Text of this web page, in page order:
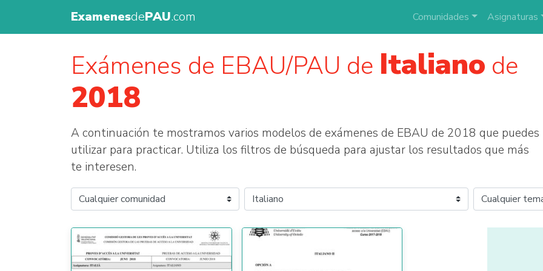
ExamenesdePAU.com Comunidades Asignaturas
Exámenes de EBAU/PAU de Italiano de
2018
A continuación te mostramos varios modelos de exámenes de EBAU de 2018 que puedes
utilizar para practicar. Utiliza los filtros de búsqueda para ajustar los resultados que más
te interesen.